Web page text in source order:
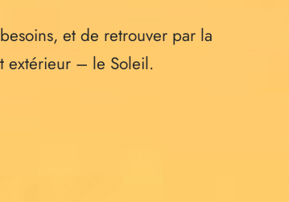
et de retrouver par la
extérieur – le Soleil.